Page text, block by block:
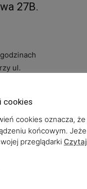
27B.
ul.
Krajowej
korzysta
cookies
cookies oznacza, że
końcowym.
przeglądarki Czytaj